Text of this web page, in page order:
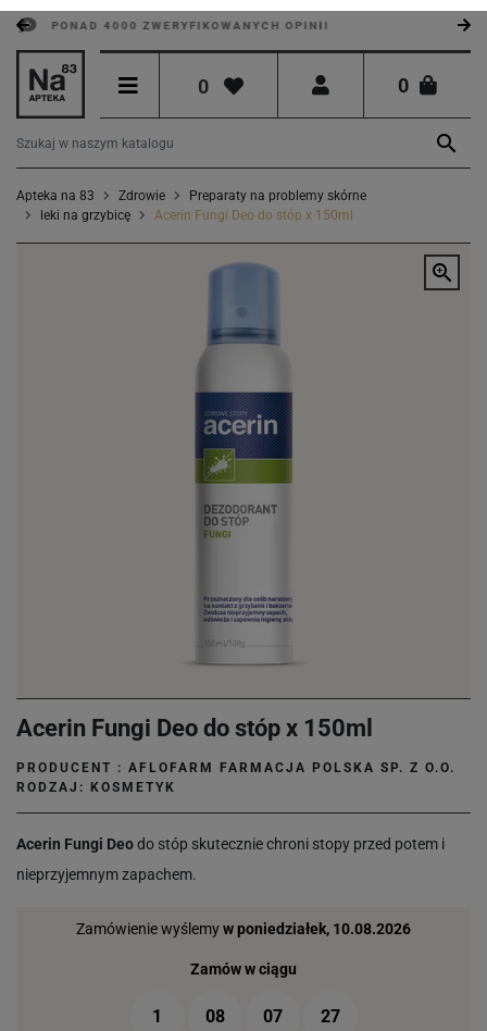
PONAD 4000 ZWERYFIKOWANYCH OPINII
0 0

Apteka na 83 Zdrowie
Preparaty na problemy skórne
leki na grzybicę
Acerin Fungi Deo do stóp x 150ml

Acerin Fungi Deo do stóp x 150ml
PRODUCENT : AFLOFARM FARMACJA POLSKA SP. Z O.O.
RODZAJ: KOSMETYK
Acerin Fungi Deodo stóp skutecznie chroni stopy przed potem i
nieprzyjemnym zapachem.
Zamówienie wyślemyw poniedziałek, 10.08.2026
Zamów w ciągu
1 08 07 26